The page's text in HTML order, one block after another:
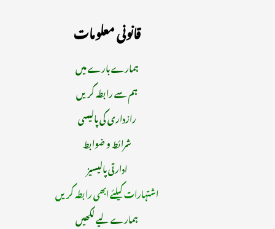
قانونی معلومات
ہمارے بارے میں
ہم سے رابطہ کریں
رازداری کی پالیسی
شرائط و ضوابط
ادارتی پالیسیز
اشتہارات کیلئے ابھی رابطہ کریں
ہمارے لیے لکھیں